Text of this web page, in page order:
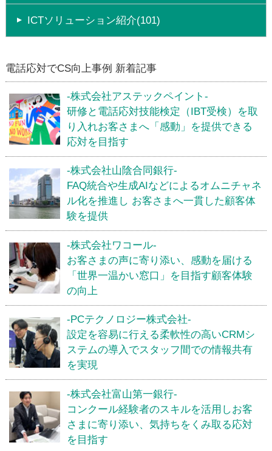
ICTソリューション紹介(101)
電話応対でCS向上事例 新着記事
-株式会社アステックペイント-
研修と電話応対技能検定（IBT受検）を取
り入れお客さまへ「感動」を提供できる
応対を目指す
-株式会社山陰合同銀行-
FAQ統合や生成AIなどによるオムニチャネ
ル化を推進し お客さまへ一貫した顧客体
験を提供
-株式会社ワコール-
お客さまの声に寄り添い、感動を届ける
「世界一温かい窓口」を目指す顧客体験
の向上
-PCテクノロジー株式会社-
設定を容易に行える柔軟性の高いCRMシ
ステムの導入でスタッフ間での情報共有
を実現
-株式会社富山第一銀行-
コンクール経験者のスキルを活用しお客
さまに寄り添い、気持ちをくみ取る応対
を目指す